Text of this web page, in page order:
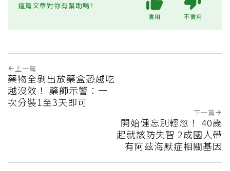
這篇文章對你有幫助嗎?
實用 不實用
上一篇
藥物全剝出放藥盒恐越吃
越沒效！ 藥師示警：一
次分裝1至3天即可
下一篇
開始健忘別輕忽！ 40歲
起就該防失智 2成國人帶
有阿茲海默症相關基因